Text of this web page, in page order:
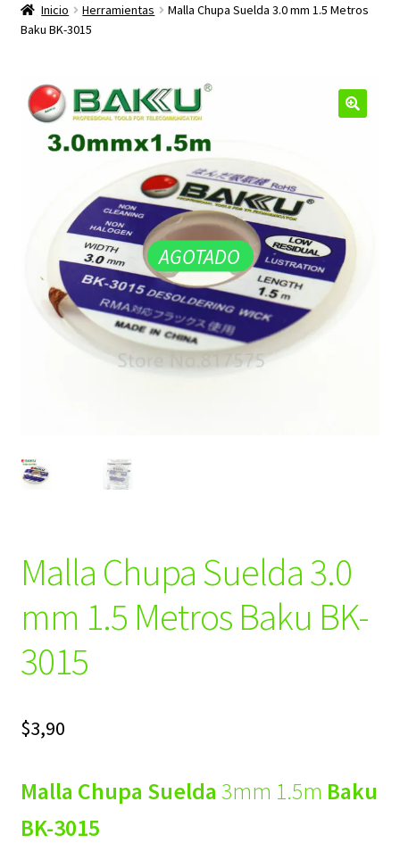
hijo
productos
Inicio Herramientas
Malla Chupa Suelda 3.0 mm 1.5 Metros
Baku BK-3015
AGOTADO
Malla Chupa Suelda 3.0
mm 1.5 Metros Baku BK-
3015
$3,90
Malla Chupa Suelda 3mm 1.5m Baku
BK-3015